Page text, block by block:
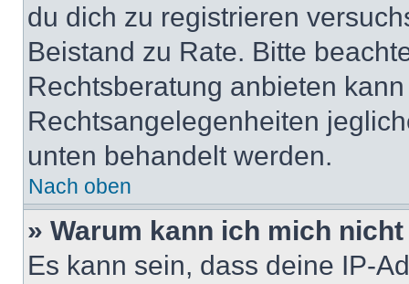
du dich zu registrieren
Beistand zu Rate. Bitte
Rechtsberatung anbieten
Rechtsangelegenheiten
unten behandelt werden.
Nach oben
» Warum kann ich mich
Es kann sein, dass deine IP-